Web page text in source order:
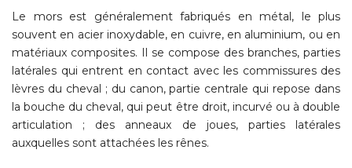
Le mors est généralement fabriqués en métal, le plus
souvent en acier inoxydable, en cuivre, en aluminium, ou en
matériaux composites. Il se compose des branches, parties
latérales qui entrent en contact avec les commissures des
lèvres du cheval ; du canon, partie centrale qui repose dans
la bouche du cheval, qui peut être droit, incurvé ou à double
articulation ; des anneaux de joues, parties latérales
auxquelles sont attachées les rênes.